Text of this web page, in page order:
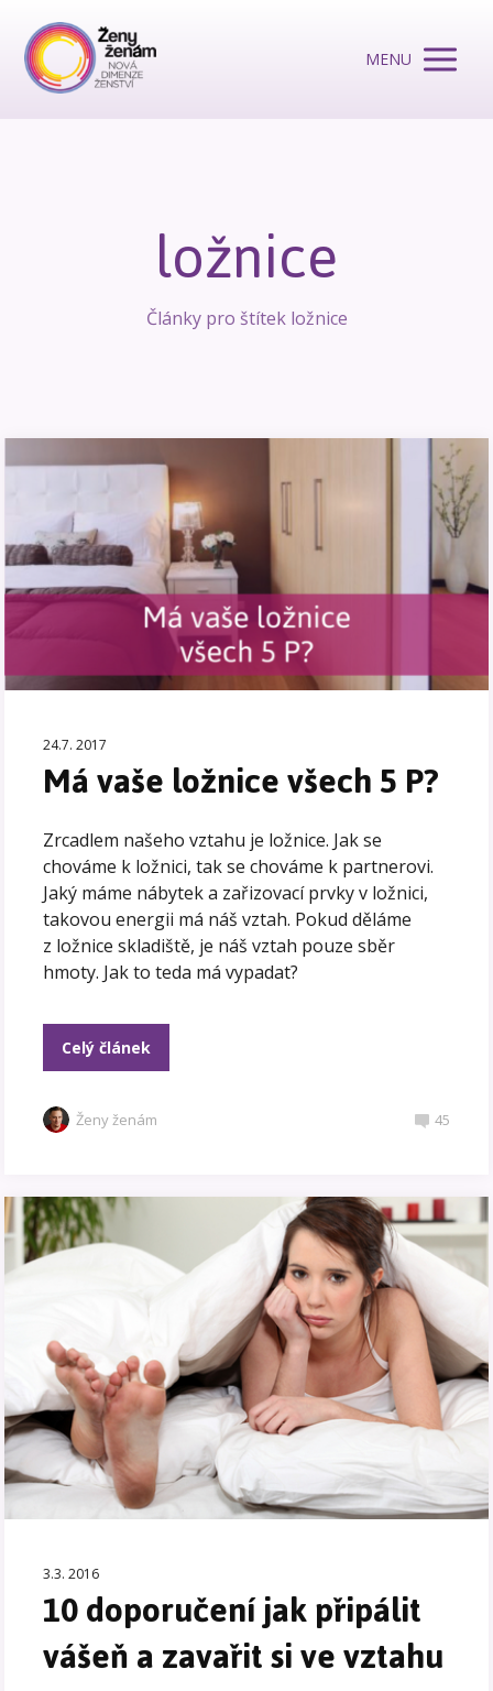
MENU
ložnice
Články pro štítek ložnice
24.7. 2017
Má vaše ložnice všech 5 P?
Zrcadlem našeho vztahu je ložnice. Jak se
chováme k ložnici, tak se chováme k partnerovi.
Jaký máme nábytek a zařizovací prvky v ložnici,
takovou energii má náš vztah. Pokud děláme
z ložnice skladiště, je náš vztah pouze sběr
hmoty. Jak to teda má vypadat?
Celý článek
Ženy ženám 45
3.3. 2016
10 doporučení jak připálit
vášeň a zavařit si ve vztahu